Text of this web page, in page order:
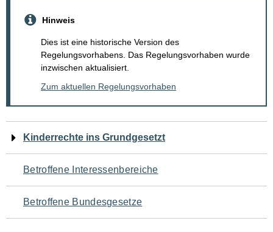
Hinweis
Dies ist eine historische Version des
Regelungsvorhabens. Das Regelungsvorhaben wurde
inzwischen aktualisiert.
Zum aktuellen Regelungsvorhaben
Navigation
für
den
Seiteninhalt
Kinderrechte ins Grundgesetzt
Betroffene Interessenbereiche
Betroffene Bundesgesetze